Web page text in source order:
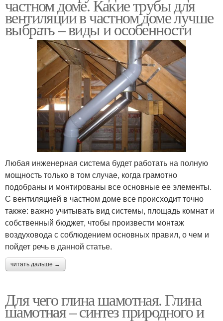
частном доме. Какие трубы для
вентиляции в частном доме лучше
выбрать – виды и особенности
Любая инженерная система будет работать на полную
мощность только в том случае, когда грамотно
подобраны и монтированы все основные ее элементы.
С вентиляцией в частном доме все происходит точно
также: важно учитывать вид системы, площадь комнат и
собственный бюджет, чтобы произвести монтаж
воздуховода с соблюдением основных правил, о чем и
пойдет речь в данной статье.
читать дальше →
Для чего глина шамотная. Глина
шамотная – синтез природного и